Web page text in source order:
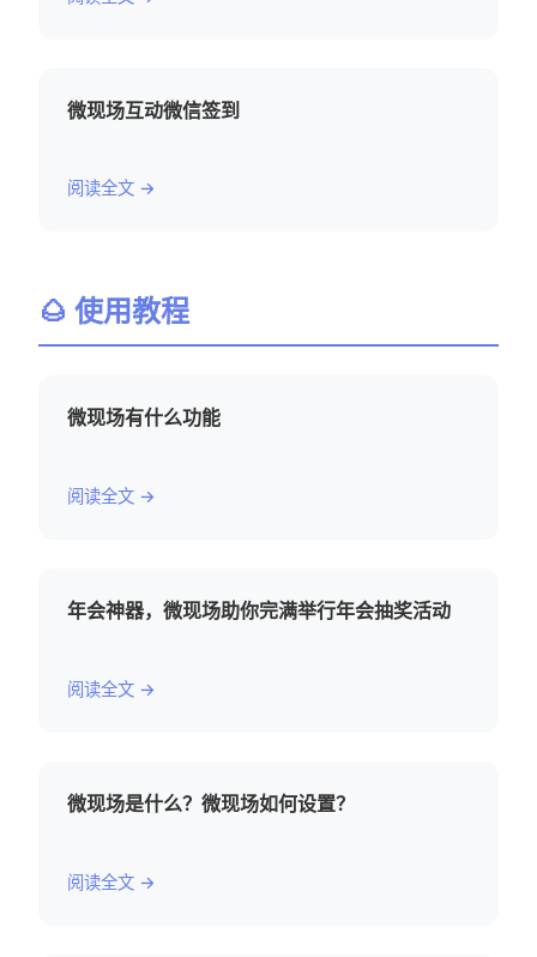
微现场互动微信签到
阅读全文 →
🌰 使用教程
微现场有什么功能
阅读全文 →
年会神器，微现场助你完满举行年会抽奖活动
阅读全文 →
微现场是什么？微现场如何设置？
阅读全文 →